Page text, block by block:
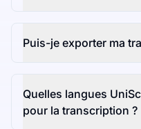
Puis-je exporter ma
Quelles langues
pour la transcription ?